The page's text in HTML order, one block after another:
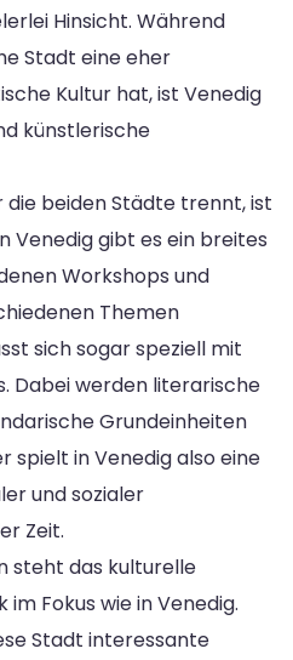
Hinsicht. Während
Stadt eine eher
Kultur hat, ist Venedig
künstlerische
die beiden Städte trennt, ist
Venedig gibt es ein breites
Workshops und
Themen
sich sogar speziell mit
Dabei werden literarische
Grundeinheiten
spielt in Venedig also eine
und sozialer
Zeit.
steht das kulturelle
Fokus wie in Venedig.
Stadt interessante